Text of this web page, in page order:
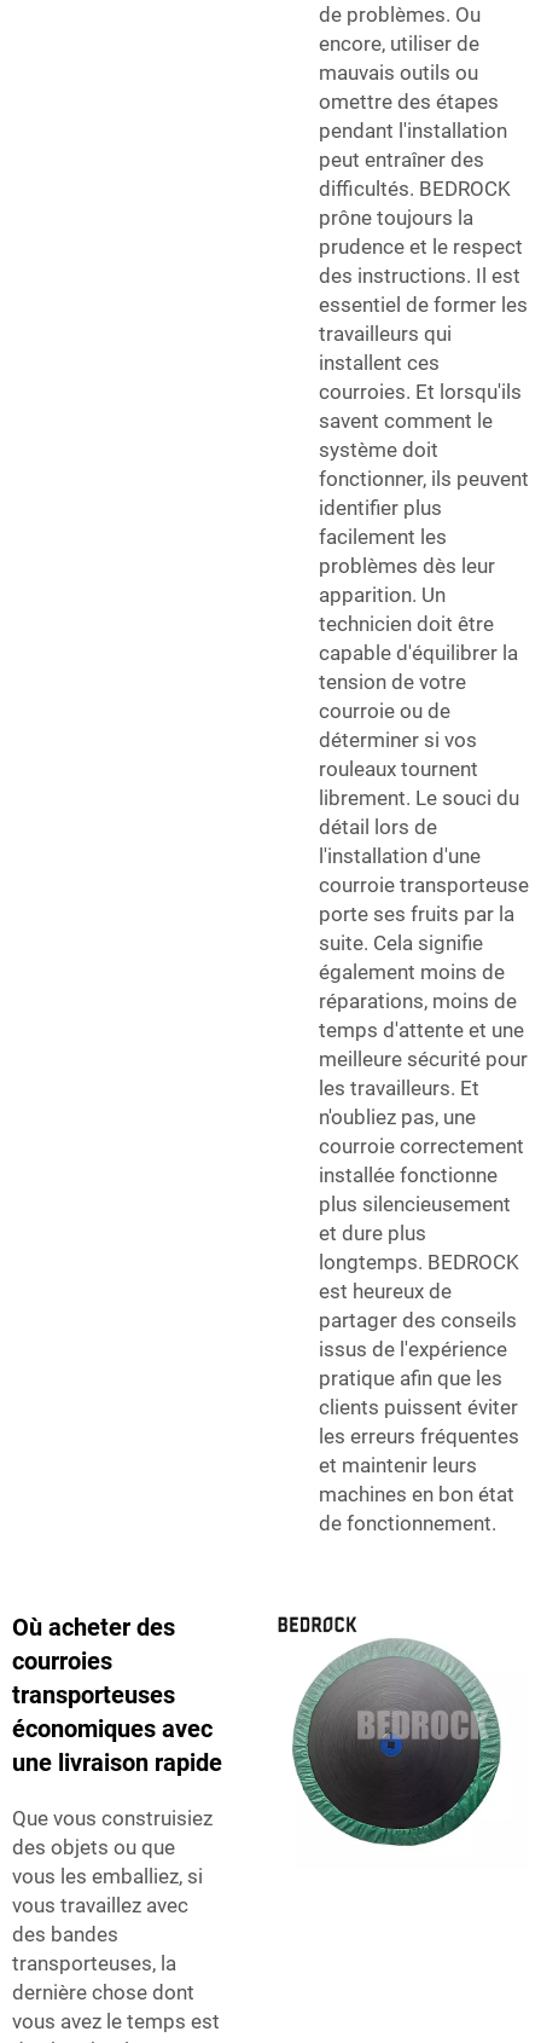
de problèmes. Ou
encore, utiliser de
mauvais outils ou
omettre des étapes
pendant l'installation
peut entraîner des
difficultés. BEDROCK
prône toujours la
prudence et le respect
des instructions. Il est
essentiel de former les
travailleurs qui
installent ces
courroies. Et lorsqu'ils
savent comment le
système doit
fonctionner, ils peuvent
identifier plus
facilement les
problèmes dès leur
apparition. Un
technicien doit être
capable d'équilibrer la
tension de votre
courroie ou de
déterminer si vos
rouleaux tournent
librement. Le souci du
détail lors de
l'installation d'une
courroie transporteuse
porte ses fruits par la
suite. Cela signifie
également moins de
réparations, moins de
temps d'attente et une
meilleure sécurité pour
les travailleurs. Et
n'oubliez pas, une
courroie correctement
installée fonctionne
plus silencieusement
et dure plus
longtemps. BEDROCK
est heureux de
partager des conseils
issus de l'expérience
pratique afin que les
clients puissent éviter
les erreurs fréquentes
et maintenir leurs
machines en bon état
de fonctionnement.
Où acheter des
courroies
transporteuses
économiques avec
une livraison rapide
Que vous construisiez
des objets ou que
vous les emballiez, si
vous travaillez avec
des bandes
transporteuses, la
dernière chose dont
vous avez le temps est